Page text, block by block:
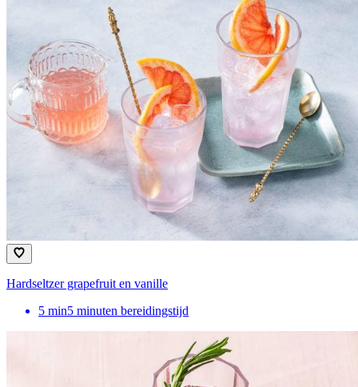
Hardseltzer grapefruit en vanille
5 min5 minuten bereidingstijd